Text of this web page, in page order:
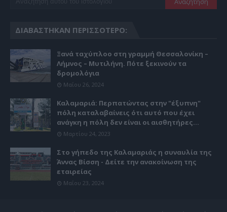
ΔΙΑΒΆΣΤΗΚΑΝ ΠΕΡΙΣΣΌΤΕΡΟ:
Ξανά ταχύπλοο στη γραμμή Θεσσαλονίκη –
Λήμνος – Μυτιλήνη. Πότε ξεκινούν τα
δρομολόγια
Μαΐου 26, 2024
Καλαμαριά: Περπατώντας στην "έξυπνη"
πόλη καταλαβαίνεις ότι αυτό που έχει
ανάγκη η πόλη δεν είναι οι αισθητήρες...
Μαρτίου 24, 2023
Στο γήπεδο της Καλαμαριάς η συναυλία της
Άννας Βίσση - Δείτε την ανακοίνωση της
εταιρείας
Μαΐου 23, 2024